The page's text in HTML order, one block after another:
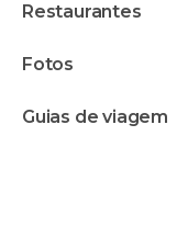
restaurantes
fotos
guias de viagem